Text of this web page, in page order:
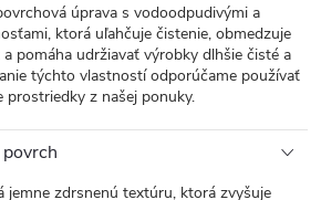
úprava s vodoodpudivými a
ktorá uľahčuje čistenie, obmedzuje
pomáha udržiavať výrobky dlhšie čisté a
týchto vlastností odporúčame používať
prostriedky z našej ponuky.
jemne zdrsnenú textúru, ktorá zvyšuje